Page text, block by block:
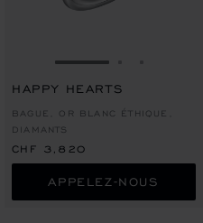
1
DIAPOSITIVE 2
LA DIAPOSITIVE 3
ALLER À LA
HAPPY HEARTS
BAGUE, OR BLANC ÉTHIQUE,
DIAMANTS
CHF 3,820
APPELEZ-NOUS